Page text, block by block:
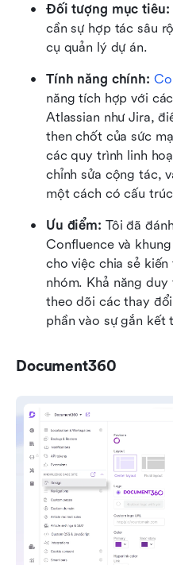
Đối tượng mục tiêu:
cần sự hợp tác sâu
cụ quản lý dự án.
Tính năng chính:
năng tích hợp với
Atlassian như Jira,
then chốt của sức
các quy trình linh
chỉnh sửa cộng tác,
một cách có cấu
Ưu điểm: Tôi đã
Confluence và
cho việc chia sẻ
nhóm. Khả năng
theo dõi các thay
phần vào sự gắn kết
Document360